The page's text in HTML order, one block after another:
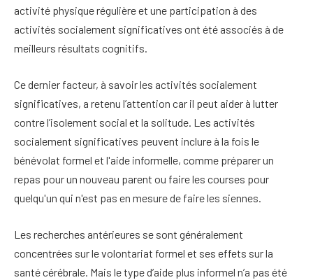
activité physique régulière et une participation à des
activités socialement significatives ont été associés à de
meilleurs résultats cognitifs.
Ce dernier facteur, à savoir les activités socialement
significatives, a retenu l’attention car il peut aider à lutter
contre l’isolement social et la solitude. Les activités
socialement significatives peuvent inclure à la fois le
bénévolat formel et l'aide informelle, comme préparer un
repas pour un nouveau parent ou faire les courses pour
quelqu'un qui n'est pas en mesure de faire les siennes.
Les recherches antérieures se sont généralement
concentrées sur le volontariat formel et ses effets sur la
santé cérébrale. Mais le type d’aide plus informel n’a pas été